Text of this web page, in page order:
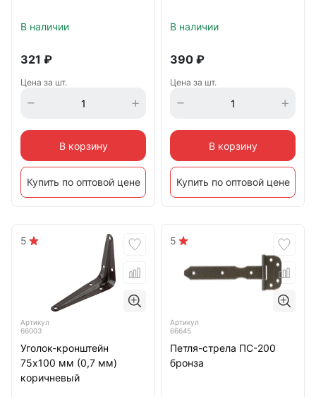
В наличии
321 ₽
Цена за шт.
В корзину
Купить по оптовой цене
В наличии
390 ₽
Цена за шт.
В корзину
Купить по оптовой цене
5
Артикул
66003
Уголок-кронштейн
75х100 мм (0,7 мм)
коричневый
5
Артикул
66645
Петля-стрела ПС-200
бронза